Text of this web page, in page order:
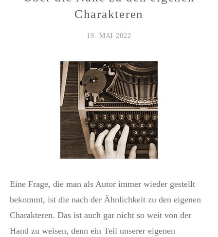
Charakteren
19. MAI 2022
Eine Frage, die man als Autor immer wieder gestellt
bekommt, ist die nach der Ähnlichkeit zu den eigenen
Charakteren. Das ist auch gar nicht so weit von der
Hand zu weisen, denn ein Teil unserer eigenen